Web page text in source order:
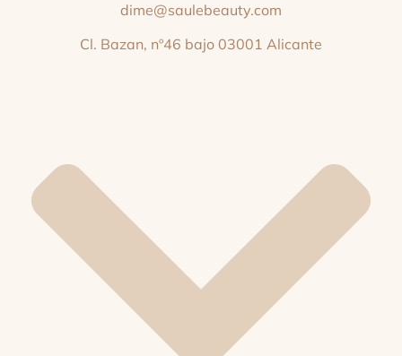
dime@saulebeauty.com
Cl. Bazan, nº46 bajo 03001 Alicante